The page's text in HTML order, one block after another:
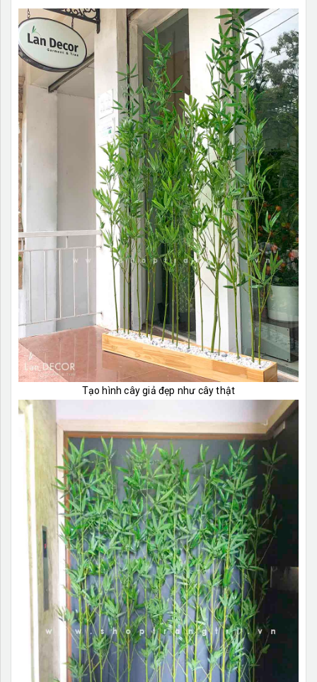
Tạo hình cây giả đẹp như cây thật